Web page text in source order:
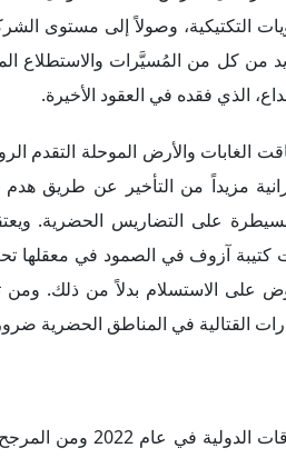
التكتيكية، وصولاً إلى مستوى
من كل من المُسيَّرات والاستطلاع
الذي فقده في العقود الأخيرة.
الغابات والأرض الموحلة التقدم
مزيداً من التأخير عن طريق
على التضاريس الحضرية.
كتيبة آزوف في الصمود في
على الاستسلام بدلاً من ذلك. ومن
القتالية في المناطق الحضرية